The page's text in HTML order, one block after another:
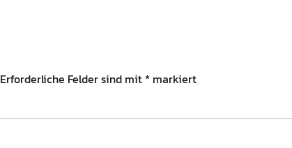
Erforderliche Felder sind mit * markiert